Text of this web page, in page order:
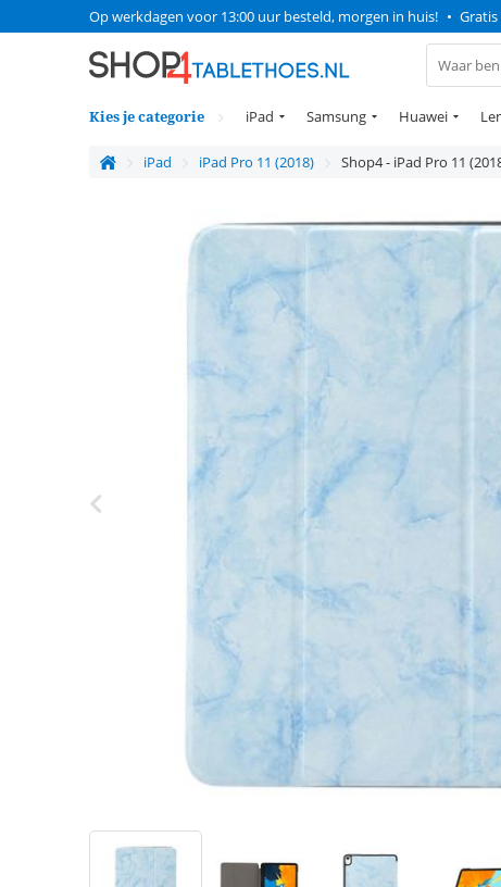
Op werkdagen voor 13:00 uur besteld, morgen in huis! •
Kies je categorie iPad Samsung Huawei
iPad iPad Pro 11 (2018) Shop4 - iPad Pro 11